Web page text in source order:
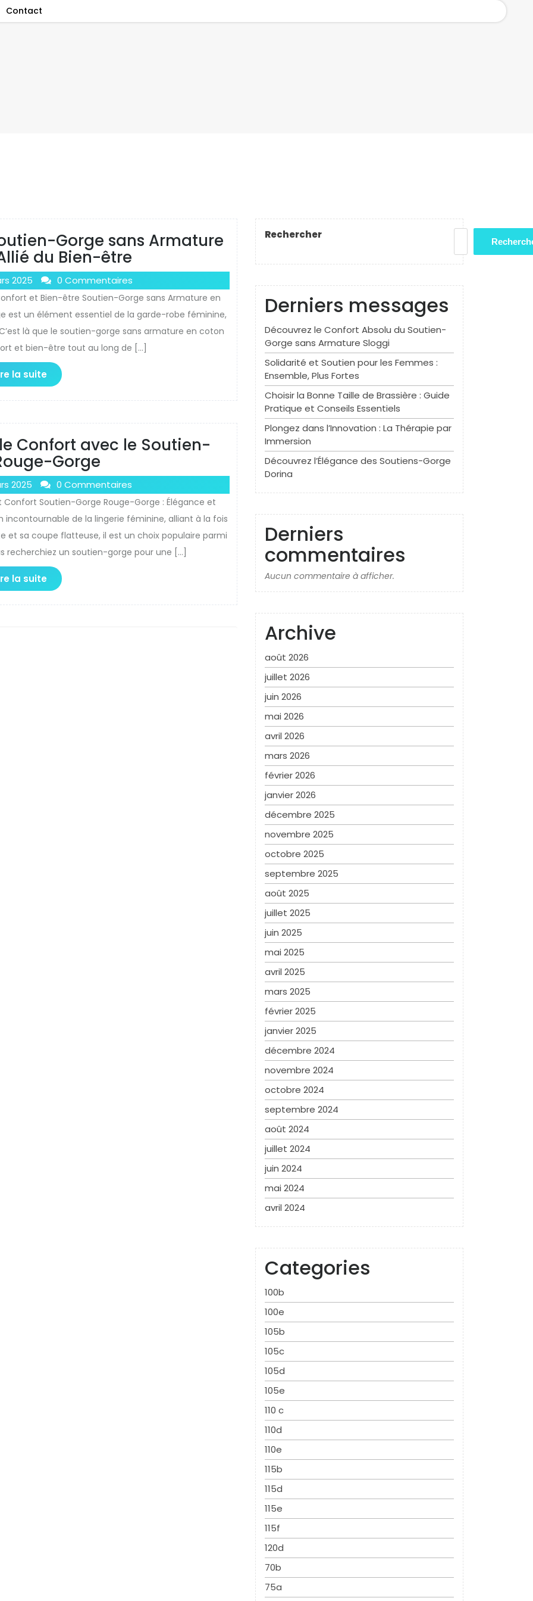
Contact
Gorge sans Armature
du Bien-être
2025 0 Commentaires
et Bien-être Soutien-Gorge sans Armature en
est un élément essentiel de la garde-robe féminine,
là que le soutien-gorge sans armature en coton
et bien-être tout au long de […]
la suite
Confort avec le Soutien-
Gorge
2025 0 Commentaires
Soutien-Gorge Rouge-Gorge : Élégance et
de la lingerie féminine, alliant à la fois
et sa coupe flatteuse, il est un choix populaire parmi
recherchiez un soutien-gorge pour une […]
la suite
Rechercher
Derniers messages
Découvrez le Confort Absolu du Soutien-
Gorge sans Armature Sloggi
Solidarité et Soutien pour les Femmes :
Ensemble, Plus Fortes
Choisir la Bonne Taille de Brassière : Guide
Pratique et Conseils Essentiels
Plongez dans l’Innovation : La Thérapie par
Immersion
Découvrez l’Élégance des Soutiens-Gorge
Dorina
Derniers
commentaires
Aucun commentaire à afficher.
Archive
août 2026
juillet 2026
juin 2026
mai 2026
avril 2026
mars 2026
février 2026
janvier 2026
décembre 2025
novembre 2025
octobre 2025
septembre 2025
août 2025
juillet 2025
juin 2025
mai 2025
avril 2025
mars 2025
février 2025
janvier 2025
décembre 2024
novembre 2024
octobre 2024
septembre 2024
août 2024
juillet 2024
juin 2024
mai 2024
avril 2024
Categories
100b
100e
105b
105c
105d
105e
110 c
110d
110e
115b
115d
115e
115f
120d
70b
75a